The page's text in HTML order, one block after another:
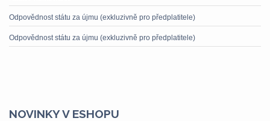
Odpovědnost státu za újmu (exkluzivně pro předplatitele)
Odpovědnost státu za újmu (exkluzivně pro předplatitele)
NOVINKY V ESHOPU